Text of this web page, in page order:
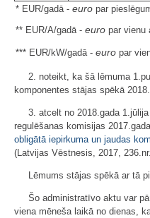
* EUR/gadā - euro par
** EUR/A/gadā - euro par vienu
*** EUR/kW/gadā - euro par
2. noteikt, ka šā lēmuma
komponentes stājas spēkā
3. atcelt no 2018.gada
regulēšanas komisijas
obligātā iepirkuma un jaudas
(Latvijas Vēstnesis, 2017,
Lēmums stājas spēkā ar tā
Šo administratīvo aktu var
viena mēneša laikā no dienas,